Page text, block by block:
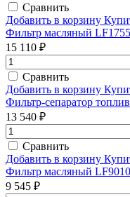
Сравнить
Добавить в корзину
Фильтр масляный
15 110 ₽
Сравнить
Добавить в корзину
Фильтр-сепаратор
13 540 ₽
Сравнить
Добавить в корзину
Фильтр масляный
9 545 ₽